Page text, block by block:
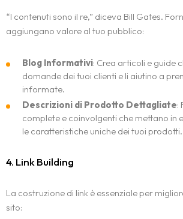
“I contenuti sono il re,” diceva Bill Gates.
aggiungano valore al tuo pubblico:
Blog Informativi: Crea articoli e guide
domande dei tuoi clienti e li aiutino a
informate.
Descrizioni di Prodotto Dettagliate:
complete e coinvolgenti che mettano in
le caratteristiche uniche dei tuoi prodotti.
4. Link Building
La costruzione di link è essenziale per
sito: